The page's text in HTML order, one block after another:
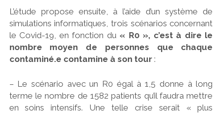
L’étude propose ensuite, à l’aide d’un système de
simulations informatiques, trois scénarios concernant
le Covid-19, en fonction du « R0 », c’est à dire le
nombre moyen de personnes que chaque
contaminé.e contamine à son tour:
– Le scénario avec un R0 égal à 1,5 donne à long
terme le nombre de 1582 patients qu’il faudra mettre
en soins intensifs. Une telle crise serait « plus